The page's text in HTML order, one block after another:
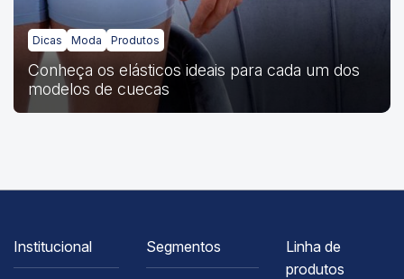
Dicas Moda Produtos
Conheça os elásticos ideais para cada um dos
modelos de cuecas
Institucional Segmentos
Linha de
produtos